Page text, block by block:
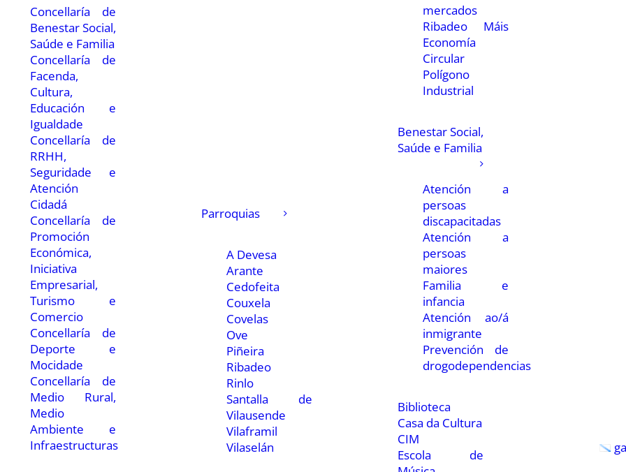
Concellaría de
Benestar Social,
Saúde e Familia
Concellaría de
Facenda,
Cultura,
Educación e
Igualdade
Concellaría de
RRHH,
Seguridade e
Atención
Cidadá
Concellaría de
Promoción
Económica,
Iniciativa
Empresarial,
Turismo e
Comercio
Concellaría de
Deporte e
Mocidade
Concellaría de
Medio Rural,
Medio
Ambiente e
Infraestructuras
Parroquias
A Devesa
Arante
Cedofeita
Couxela
Covelas
Ove
Piñeira
Ribadeo
Rinlo
Santalla de
Vilausende
Vilaframil
Vilaselán
mercados
Ribadeo Máis
Economía
Circular
Polígono
Industrial
Benestar Social,
Saúde e Familia
Atención a
persoas
discapacitadas
Atención a
persoas
maiores
Familia e
infancia
Atención ao/á
inmigrante
Prevención de
drogodependencias
Biblioteca
Casa da Cultura
CIM
Escola de